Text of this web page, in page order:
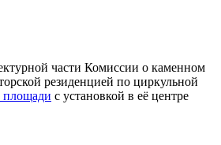
части Комиссии о каменном
резиденцией по циркульной
площади с установкой в её центре